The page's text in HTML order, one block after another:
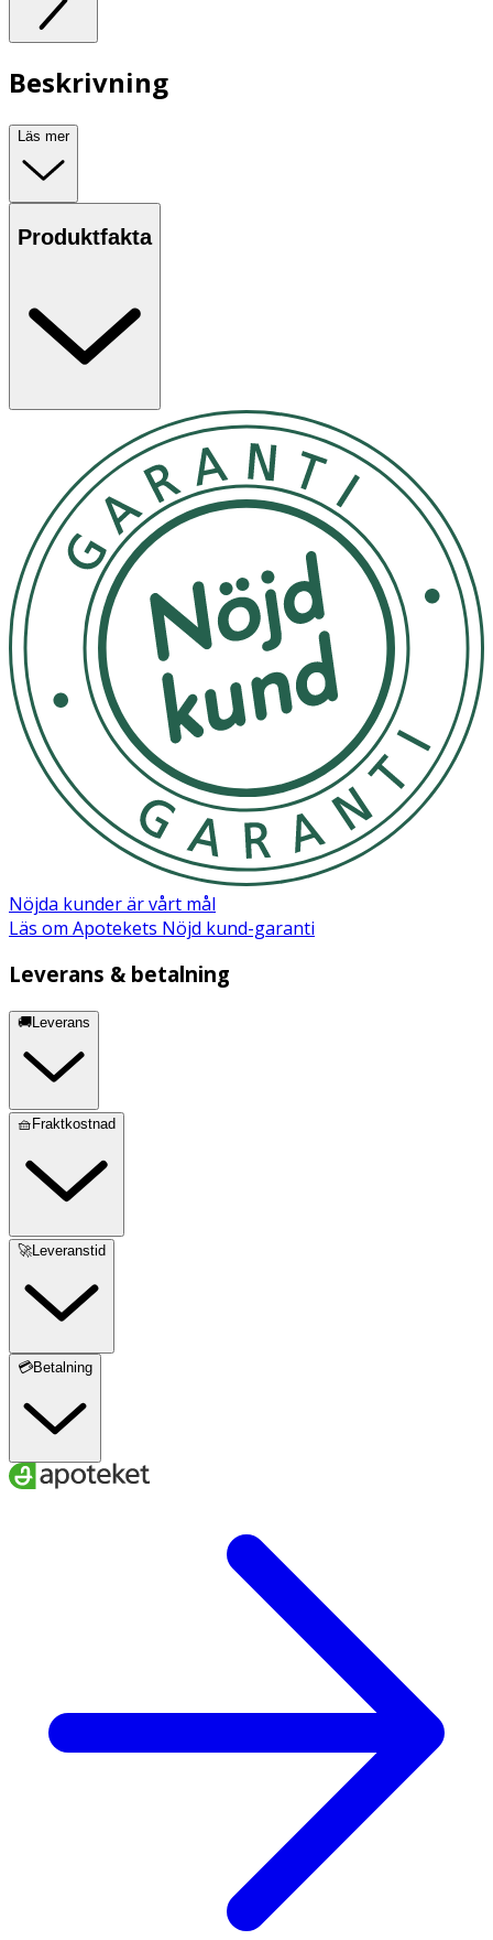
Beskrivning
Läs mer
Produktfakta
Nöjda kunder är vårt mål
Läs om Apotekets Nöjd kund-garanti
Leverans & betalning
🚚Leverans
🧺Fraktkostnad
🚀Leveranstid
💳Betalning